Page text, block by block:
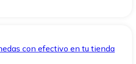
con efectivo en tu tienda